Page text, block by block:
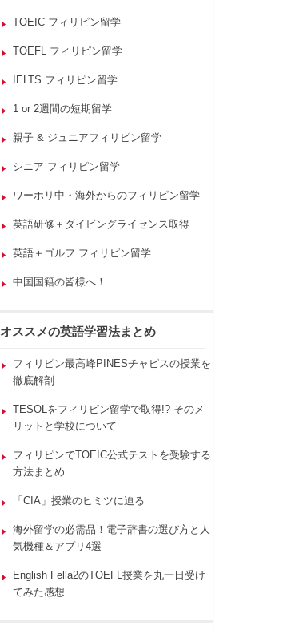
TOEIC フィリピン留学
TOEFL フィリピン留学
IELTS フィリピン留学
1 or 2週間の短期留学
親子 & ジュニアフィリピン留学
シニア フィリピン留学
ワーホリ中・海外からのフィリピン留学
英語研修＋ダイビングライセンス取得
英語＋ゴルフ フィリピン留学
中国国籍の皆様へ！
オススメの英語学習法まとめ
フィリピン最高峰PINESチャピスの授業を
徹底解剖
TESOLをフィリピン留学で取得!? そのメ
リットと学校について
フィリピンでTOEIC公式テストを受験する
方法まとめ
「CIA」授業のヒミツに迫る
海外留学の必需品！電子辞書の選び方と人
気機種＆アプリ4選
English Fella2のTOEFL授業を丸一日受け
てみた感想